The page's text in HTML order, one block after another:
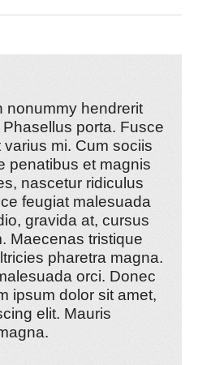
nonummy hendrerit
Phasellus porta. Fusce
varius mi. Cum sociis
penatibus et magnis
nascetur ridiculus
feugiat malesuada
gravida at, cursus
Maecenas tristique
pharetra magna.
orci. Donec
ipsum dolor sit amet,
elit. Mauris